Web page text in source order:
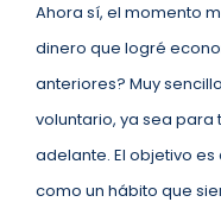
Ahora sí, el momento
dinero que logré
anteriores? Muy
voluntario, ya sea para
adelante. El objetivo
como un hábito que